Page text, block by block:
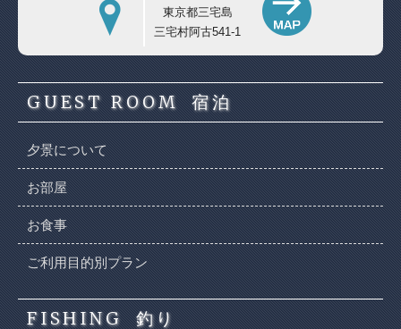
東京都三宅島
三宅村阿古541-1
GUEST ROOM 宿泊
夕景について
お部屋
お食事
ご利用目的別プラン
FISHING 釣り